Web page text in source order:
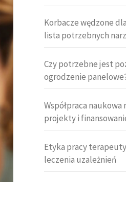
Korbacze wędzone
lista potrzebnych
Czy potrzebne jest
ogrodzenie
Współpraca
projekty i
Etyka pracy
leczenia uzależnień